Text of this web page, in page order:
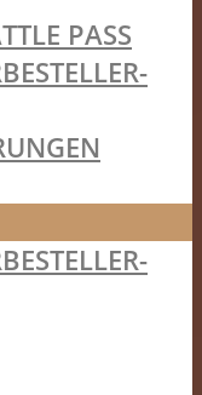
PASS